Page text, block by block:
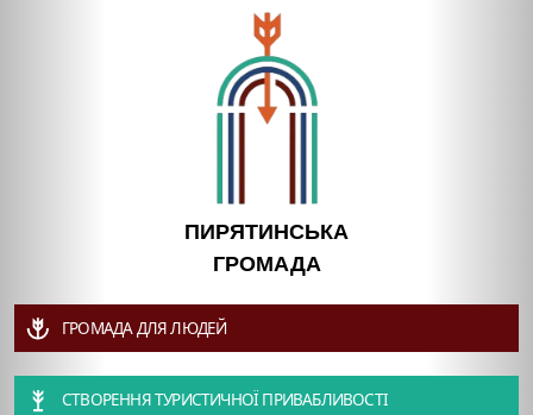
ПИРЯТИНСЬКА
ГРОМАДА
ГРОМАДА ДЛЯ ЛЮДЕЙ
СТВОРЕННЯ ТУРИСТИЧНОЇ ПРИВАБЛИВОСТІ